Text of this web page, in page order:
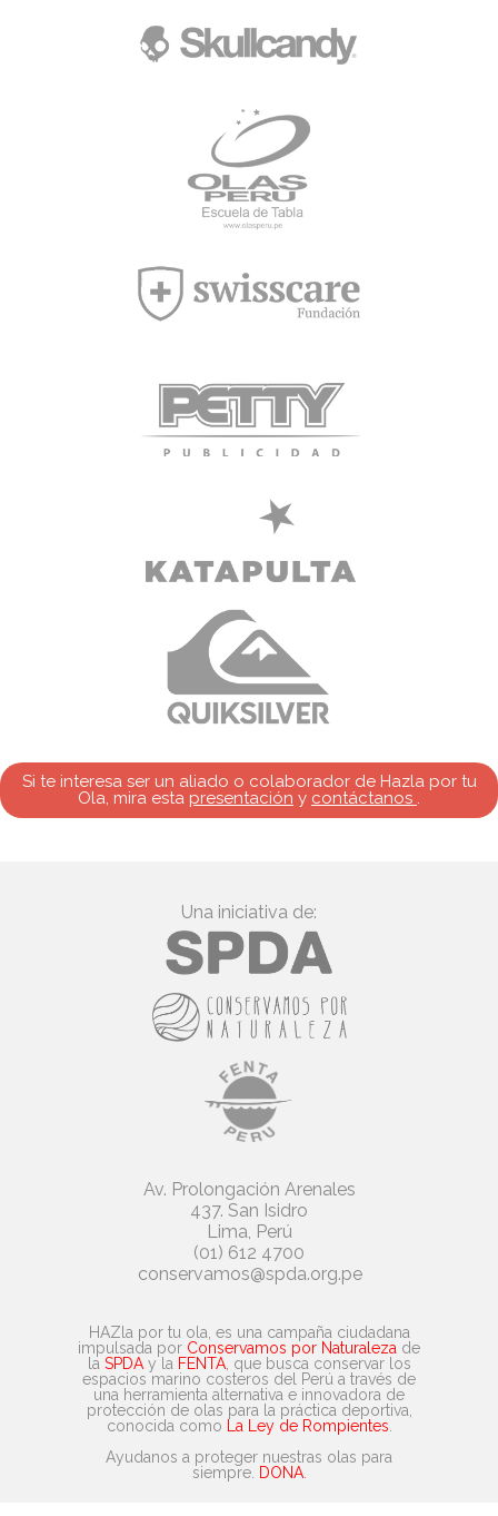
Si te interesa ser un aliado o colaborador de Hazla por tu
Ola, mira esta presentación y contáctanos .
Una iniciativa de:
Av. Prolongación Arenales
437. San Isidro
Lima, Perú
(01) 612 4700
conservamos@spda.org.pe
HAZla por tu ola, es una campaña ciudadana
impulsada por Conservamos por Naturaleza de
la SPDAy la FENTA, que busca conservar los
espacios marino costeros del Perú a través de
una herramienta alternativa e innovadora de
protección de olas para la práctica deportiva,
conocida como
La Ley de Rompientes
Ayudanos a proteger nuestras olas para
siempre. DONA.